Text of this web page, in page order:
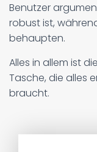
Benutzer
robust ist,
behaupten.
Alles in allem ist
Tasche, die alles
braucht.